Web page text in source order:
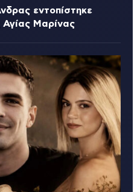
εντοπίστηκε
Αγίας Μαρίνας